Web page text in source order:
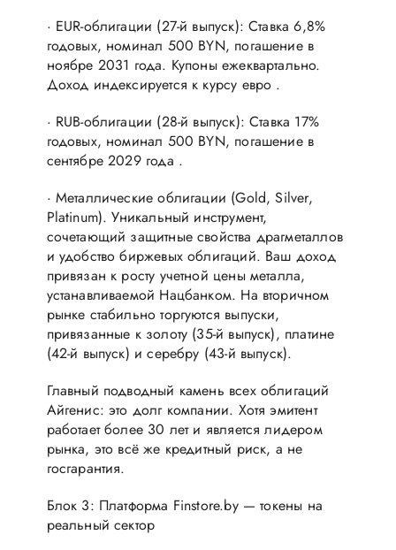
· EUR-облигации (27-й выпуск): Ставка 6,8%
годовых, номинал 500 BYN, погашение в
ноябре 2031 года. Купоны ежеквартально.
Доход индексируется к курсу евро .
· RUB-облигации (28-й выпуск): Ставка 17%
годовых, номинал 500 BYN, погашение в
сентябре 2029 года .
· Металлические облигации (Gold, Silver,
Platinum). Уникальный инструмент,
сочетающий защитные свойства драгметаллов
и удобство биржевых облигаций. Ваш доход
привязан к росту учетной цены металла,
устанавливаемой Нацбанком. На вторичном
рынке стабильно торгуются выпуски,
привязанные к золоту (35-й выпуск), платине
(42-й выпуск) и серебру (43-й выпуск).
Главный подводный камень всех облигаций
Айгенис: это долг компании. Хотя эмитент
работает более 30 лет и является лидером
рынка, это всё же кредитный риск, а не
госгарантия.
Блок 3: Платформа Finstore.by — токены на
реальный сектор